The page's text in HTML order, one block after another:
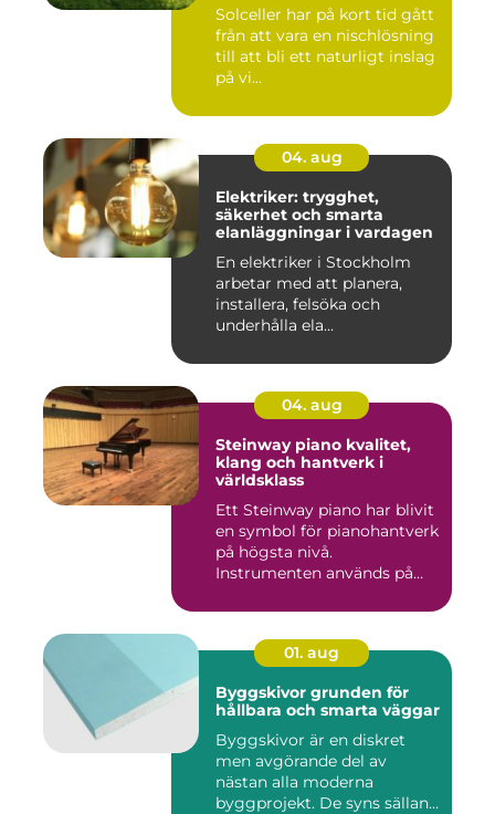
Solceller har på kort tid gått
från att vara en nischlösning
till att bli ett naturligt inslag
på vi...
04. aug
Elektriker: trygghet,
säkerhet och smarta
elanläggningar i vardagen
En elektriker i Stockholm
arbetar med att planera,
installera, felsöka och
underhålla ela...
04. aug
Steinway piano kvalitet,
klang och hantverk i
världsklass
Ett Steinway piano har blivit
en symbol för pianohantverk
på högsta nivå.
Instrumenten används på
01. aug
Byggskivor grunden för
hållbara och smarta väggar
Byggskivor är en diskret
men avgörande del av
nästan alla moderna
byggprojekt. De syns sällan